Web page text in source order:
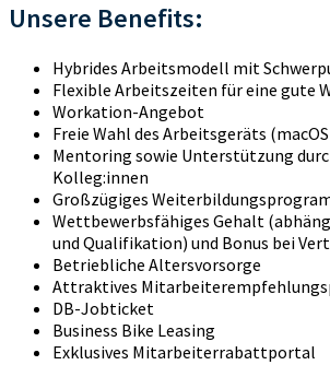
Unsere Benefits:
Hybrides Arbeitsmodell mit
Flexible Arbeitszeiten für eine gute
Workation-Angebot
Freie Wahl des Arbeitsgeräts
Mentoring sowie Unterstützung
Kolleg:innen
Großzügiges
Wettbewerbsfähiges Gehalt
und Qualifikation) und Bonus bei
Betriebliche Altersvorsorge
Attraktives
DB-Jobticket
Business Bike Leasing
Exklusives Mitarbeiterrabattportal